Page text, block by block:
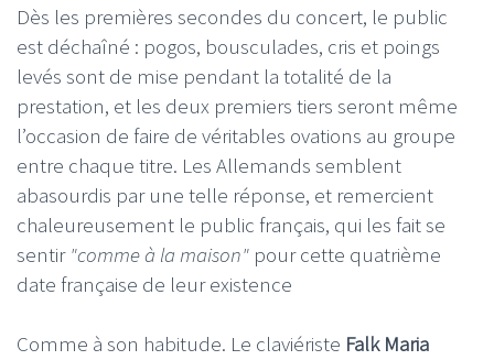
Dès les premières secondes du concert, le public
est déchaîné : pogos, bousculades, cris et poings
levés sont de mise pendant la totalité de la
prestation, et les deux premiers tiers seront même
l’occasion de faire de véritables ovations au groupe
entre chaque titre. Les Allemands semblent
abasourdis par une telle réponse, et remercient
chaleureusement le public français, qui les fait se
sentir "comme à la maison" pour cette quatrième
date française de leur existence
Comme à son habitude. Le claviériste Falk Maria